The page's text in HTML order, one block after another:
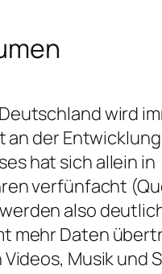
wird
an der
hat sich allein in
verfünfacht
also
mehr Daten
Musik und